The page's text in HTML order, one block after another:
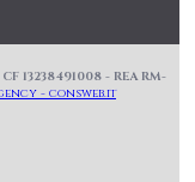
13238491008 - REA RM-
- consweb.it